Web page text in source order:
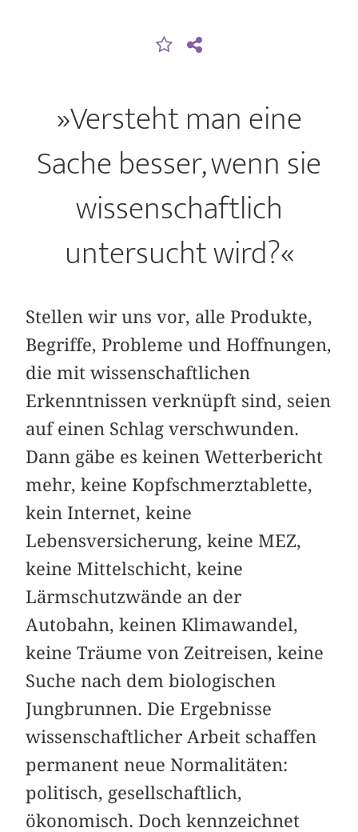
»Versteht man eine
Sache besser, wenn sie
wissenschaftlich
untersucht wird?«
Stellen wir uns vor, alle Produkte,
Begriffe, Probleme und Hoffnungen,
die mit wissenschaftlichen
Erkenntnissen verknüpft sind, seien
auf einen Schlag verschwunden.
Dann gäbe es keinen Wetterbericht
mehr, keine Kopfschmerztablette,
kein Internet, keine
Lebensversicherung, keine MEZ,
keine Mittelschicht, keine
Lärmschutzwände an der
Autobahn, keinen Klimawandel,
keine Träume von Zeitreisen, keine
Suche nach dem biologischen
Jungbrunnen. Die Ergebnisse
wissenschaftlicher Arbeit schaffen
permanent neue Normalitäten:
politisch, gesellschaftlich,
ökonomisch. Doch kennzeichnet